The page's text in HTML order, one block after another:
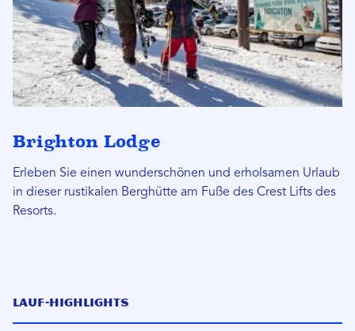
Brighton Lodge
Erleben Sie einen wunderschönen und erholsamen Urlaub
in dieser rustikalen Berghütte am Fuße des Crest Lifts des
Resorts.
Lauf-Highlights